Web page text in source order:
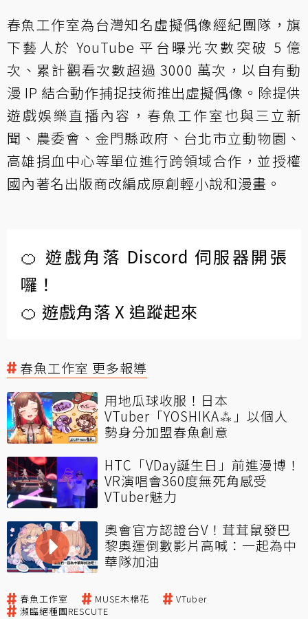
春魚工作室為台灣知名虛擬偶像經紀團隊，旗
下藝人於 YouTube 平台曝光次數突破 5 億
次、累計觀看次數超過 3000 萬次，以自有動
漫 IP 結合動作捕捉技術推出虛擬偶像。除提供
遊戲娛樂直播內容，春魚工作室也與三立新
聞、農委會、金門縣政府、台北市立動物園、
高雄捐血中心等單位進行跨領域合作，並授權
國內著名出版商改編成原創輕小說和漫畫。
🍊 遊戲角落 Discord 伺服器開張
囉！
🍊 遊戲角落 X 追蹤起來
春魚工作室 更多報導
用地瓜球收服！日本
VTuber「YOSHIKA⁂」以個人
勢身分加盟春魚創意
HTC「VDay誕生日」前進漫博！
VR演唱會360度無死角感受
VTuber魅力
奧會官方認證台V！茸茸鼠發巴
黎奧運倒數影片高喊：一起為中
華隊加油
春魚工作室 MUSE木棉花
VTuber
瀕臨絕種團RESCUTE